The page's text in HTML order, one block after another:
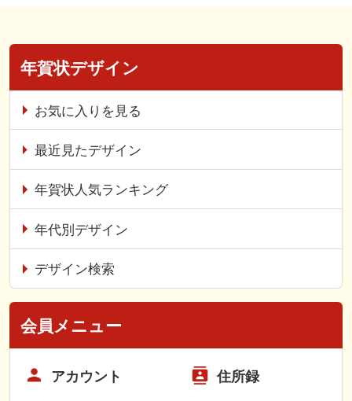
年賀状デザイン
お気に入りを見る
最近見たデザイン
年賀状人気ランキング
年代別デザイン
デザイン検索
会員メニュー
アカウント 住所録